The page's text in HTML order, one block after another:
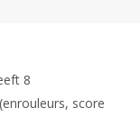
8
score